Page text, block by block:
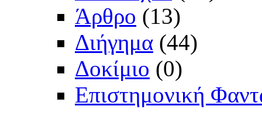
Άρθρο (13)
Διήγημα (44)
Δοκίμιο (0)
Επιστημονική